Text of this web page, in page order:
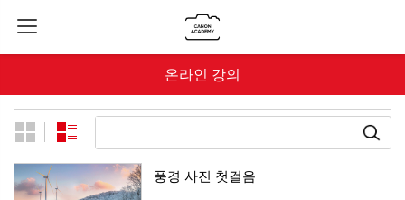
온라인 강의
풍경 사진 첫걸음